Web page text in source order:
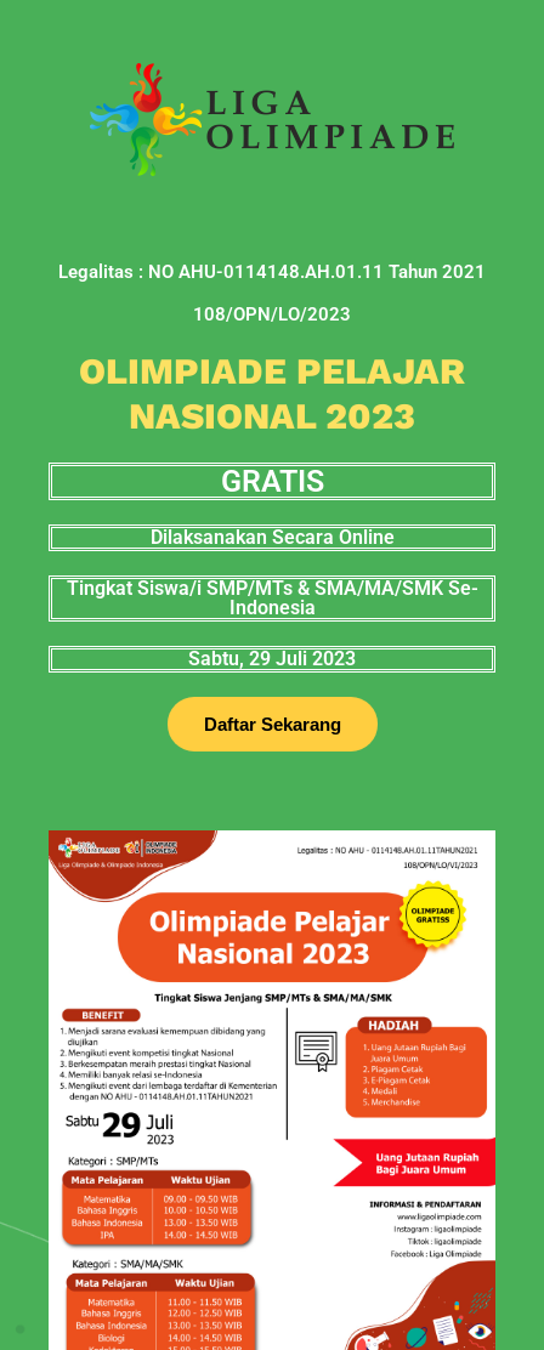
Legalitas : NO AHU-0114148.AH.01.11 Tahun 2021
108/OPN/LO/2023
OLIMPIADE PELAJAR
NASIONAL 2023
GRATIS
Dilaksanakan Secara Online
Tingkat Siswa/i SMP/MTs & SMA/MA/SMK Se-
Indonesia
Sabtu, 29 Juli 2023
Daftar Sekarang